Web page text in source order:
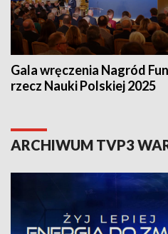
Gala wręczenia Nagród
rzecz Nauki Polskiej 2025
ARCHIWUM TVP3